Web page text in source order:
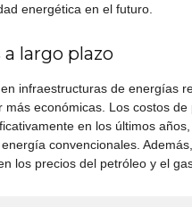
energética en el futuro.
largo plazo
infraestructuras de energías
económicas. Los costos
en los últimos
convencionales.
los precios del petróleo y el